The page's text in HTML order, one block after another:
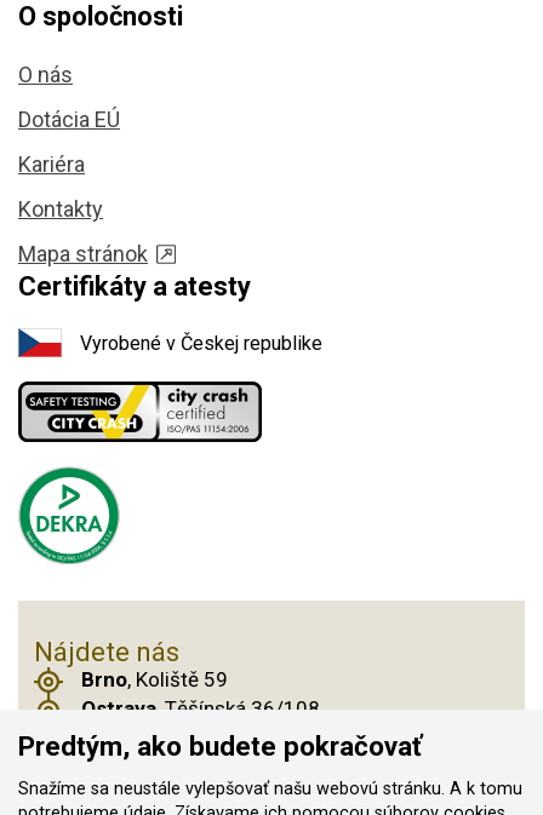
O spoločnosti
O nás
Dotácia EÚ
Kariéra
Kontakty
Mapa stránok
Certifikáty a atesty
Vyrobené v Českej republike
Nájdete nás
Brno, Koliště 59
Ostrava, Těšínská 36/108
Praha 14, Českobrodská 901
Predtým, ako budete pokračovať
Snažíme sa neustále vylepšovať našu webovú stránku. A k tomu